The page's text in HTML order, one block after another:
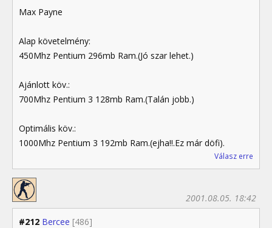
Max Payne
Alap követelmény:
450Mhz Pentium 296mb Ram.(Jó szar lehet.)
Ajánlott köv.:
700Mhz Pentium 3 128mb Ram.(Talán jobb.)
Optimális köv.:
1000Mhz Pentium 3 192mb Ram.(ejha!!.Ez már döfi).
Válasz erre
#212 Bercee [486]
2001.08.05. 18:42